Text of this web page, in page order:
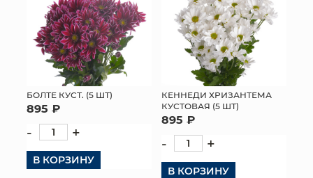
БОЛТЕ КУСТ. (5 ШТ)
895 ₽
- +
В КОРЗИНУ
КЕННЕДИ ХРИЗАНТЕМА
КУСТОВАЯ (5 ШТ)
895 ₽
- +
В КОРЗИНУ